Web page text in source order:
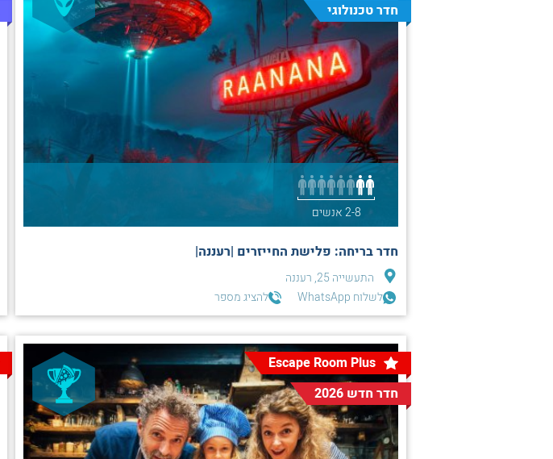
חדר טכנולוגי
2-8 אנשים
חדר בריחה: פלישת החייזרים |רעננה|
התעשייה 25, רעננה
לשלוח WhatsApp
להציג מספר
Escape Room Plus
חדר חדש 2026